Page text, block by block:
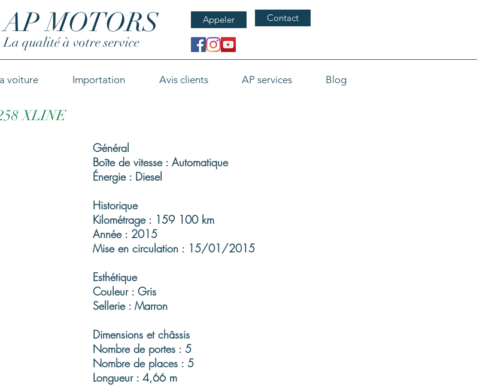
Appeler Contact
AP MOTORS
La qualité à votre service
voiture Importation Avis clients AP services Blog
XLINE
Général
Boîte de vitesse : Automatique
Énergie : Diesel
Historique
Kilométrage : 159 100 km
Année : 2015
Mise en circulation : 15/01/2015
Esthétique
Couleur : Gris
Sellerie : Marron
Dimensions et châssis
Nombre de portes : 5
Nombre de places : 5
Longueur : 4,66 m